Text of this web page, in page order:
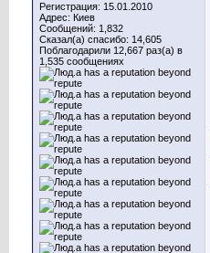
Регистрация: 15.01.2010
Адрес: Киев
Сообщений: 1,832
Сказал(а) спасибо: 14,605
Поблагодарили 12,667 раз(а) в
1,535 сообщениях